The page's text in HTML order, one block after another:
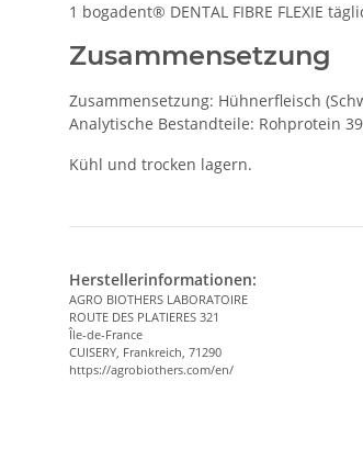
1 bogadent® DENTAL FIBRE FLEXIE
Zusammensetzung
Zusammensetzung: Hühnerfleisch
Analytische Bestandteile: Rohprotein
Kühl und trocken lagern.
Herstellerinformationen:
AGRO BIOTHERS LABORATOIRE
ROUTE DES PLATIERES 321
Île-de-France
CUISERY, Frankreich, 71290
https://agrobiothers.com/en/